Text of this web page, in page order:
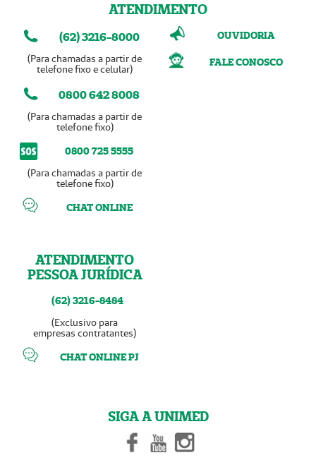
ATENDIMENTO
(62) 3216-8000
(Para chamadas a partir de
telefone fixo e celular)
0800 642 8008
(Para chamadas a partir de
telefone fixo)
0800 725 5555
(Para chamadas a partir de
telefone fixo)
CHAT ONLINE
ATENDIMENTO
PESSOA JURÍDICA
(62) 3216-8484
(Exclusivo para
empresas contratantes)
CHAT ONLINE PJ
OUVIDORIA
FALE CONOSCO
SIGA A UNIMED